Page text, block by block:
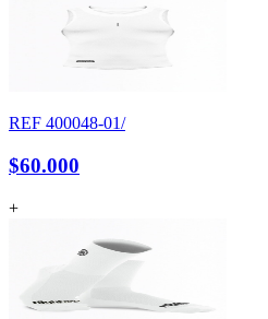
REF 400048-01/
$60.000
+